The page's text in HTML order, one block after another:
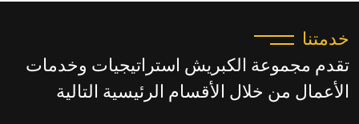
خدمتنا
تقدم مجموعة الكبريش استراتيجيات وخدمات
الأعمال من خلال الأقسام الرئيسية التالية